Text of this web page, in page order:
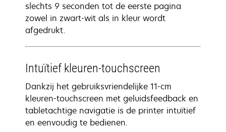
slechts 9 seconden tot de eerste pagina
zowel in zwart-wit als in kleur wordt
afgedrukt.
Intuïtief kleuren-touchscreen
Dankzij het gebruiksvriendelijke 11-cm
kleuren-touchscreen met geluidsfeedback en
tabletachtige navigatie is de printer intuïtief
en eenvoudig te bedienen.